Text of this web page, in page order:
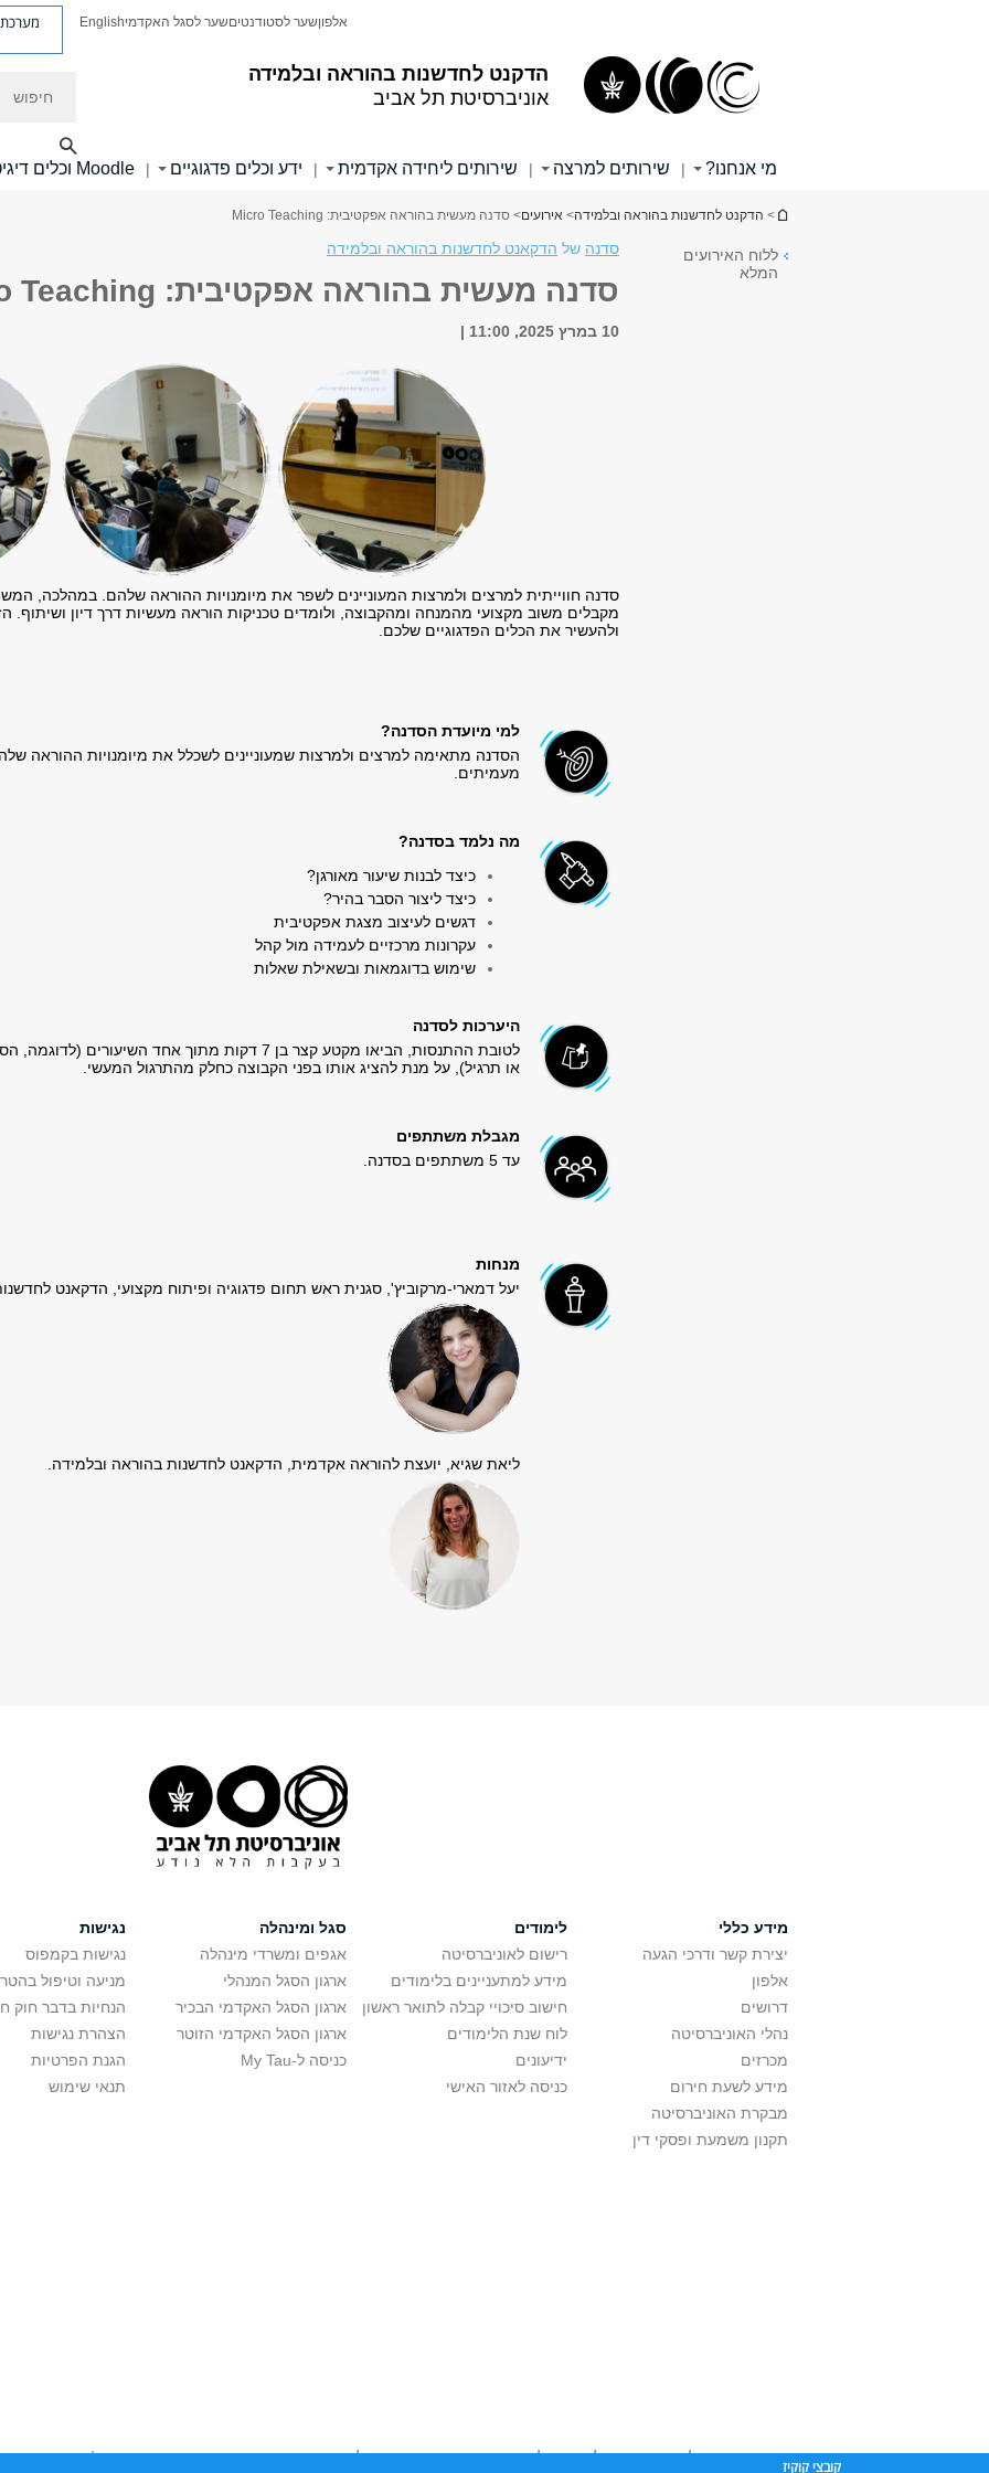
הדקנט לחדשנות בהוראה ובלמידה
אוניברסיטת תל אביב
אלפוןשער לסטודנטיםשער לסגל האקדמיEnglish מערכת
מי אנחנו? | שירותים למרצה | שירותים ליחידה אקדמית | ידע וכלים פדגוגיים | Moodle וכלים דיגיטליים
הינך נמצא כאן
> הדקנט לחדשנות בהוראה ובלמידה> אירועים> סדנה מעשית בהוראה אפקטיבית: Micro Teaching
ללוח האירועים
המלא
סדנה של הדקאנט לחדשנות בהוראה ובלמידה
סדנה מעשית בהוראה אפקטיבית: Micro Teaching
10 במרץ 2025, 11:00
סדנה חווייתית למרצים ולמרצות המעוניינים לשפר את מיומנויות ההוראה שלהם. במהלכה,
מקבלים משוב מקצועי מהמנחה ומהקבוצה, ולומדים טכניקות הוראה מעשיות דרך דיון
ולהעשיר את הכלים הפדגוגיים שלכם.
למי מיועדת הסדנה?
הסדנה מתאימה למרצים ולמרצות שמעוניינים לשכלל את מיומנויות ההוראה
מעמיתים.
מה נלמד בסדנה?
כיצד לבנות שיעור מאורגן?
כיצד ליצור הסבר בהיר?
דגשים לעיצוב מצגת אפקטיבית
עקרונות מרכזיים לעמידה מול קהל
שימוש בדוגמאות ובשאילת שאלות
היערכות לסדנה
לטובת ההתנסות, הביאו מקטע קצר בן 7 דקות מתוך אחד
או תרגיל), על מנת להציג אותו בפני הקבוצה כחלק מהתרגול המעשי.
מגבלת משתתפים
עד 5 משתתפים בסדנה.
מנחות
יעל דמארי-מרקוביץ', סגנית ראש תחום פדגוגיה ופיתוח מקצועי, הדקאנט
ליאת שגיא, יועצת להוראה אקדמית, הדקאנט לחדשנות בהוראה ובלמידה.
מידע כללי
יצירת קשר ודרכי הגעה
אלפון
דרושים
נהלי האוניברסיטה
מכרזים
מידע לשעת חירום
מבקרת האוניברסיטה
תקנון משמעת ופסקי דין
לימודים
רישום לאוניברסיטה
מידע למתעניינים בלימודים
חישוב סיכויי קבלה לתואר ראשון
לוח שנת הלימודים
ידיעונים
כניסה לאזור האישי
סגל ומינהלה
אגפים ומשרדי מינהלה
ארגון הסגל המנהלי
ארגון הסגל האקדמי הבכיר
ארגון הסגל האקדמי הזוטר
כניסה ל-My Tau
נגישות
נגישות בקמפוס
מניעה וטיפול
הנחיות בדבר חוק
הצהרת נגישות
הגנת הפרטיות
תנאי שימוש
אוניברסיטת תל אביב עושה כל מאמץ לכבד זכויות יוצרים. אם בבעלותך זכויות יוצרים בתכנים שנמצאים פה ו/או השימוש
קובצי קוקיז